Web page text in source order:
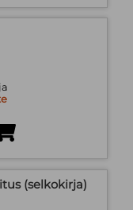
(selkokirja)